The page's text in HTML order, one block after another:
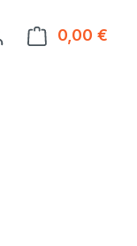
0,00 €
der Kategorie